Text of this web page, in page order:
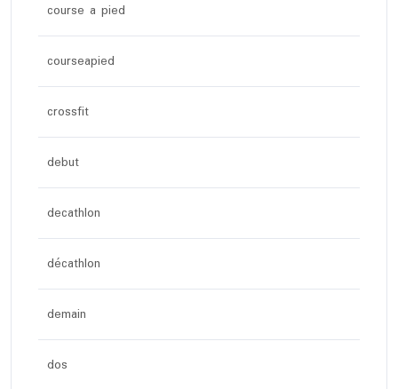
course a pied
courseapied
crossfit
debut
decathlon
décathlon
demain
dos